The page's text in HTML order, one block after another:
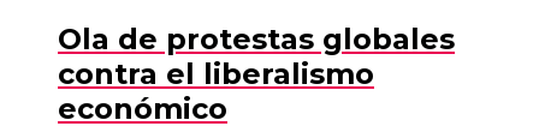
Ola de protestas globales
contra el liberalismo
económico